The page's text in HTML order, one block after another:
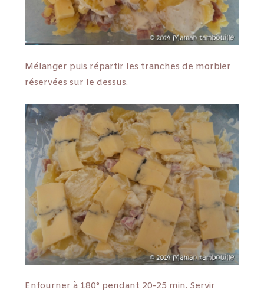
Mélanger puis répartir les tranches de morbier
réservées sur le dessus.
Enfourner à 180° pendant 20-25 min. Servir